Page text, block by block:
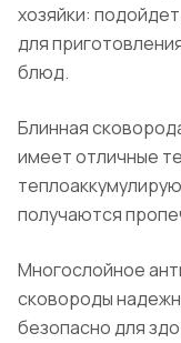
хозяйки:
для
блюд.
Блинная
имеет отличные
получаются
Многослойное
сковороды
безопасно для